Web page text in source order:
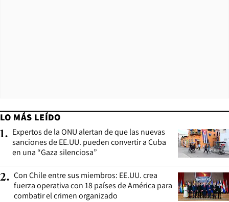
LO MÁS LEÍDO
1. Expertos de la ONU alertan de que las nuevas
sanciones de EE.UU. pueden convertir a Cuba
en una “Gaza silenciosa”
2. Con Chile entre sus miembros: EE.UU. crea
fuerza operativa con 18 países de América para
combatir el crimen organizado